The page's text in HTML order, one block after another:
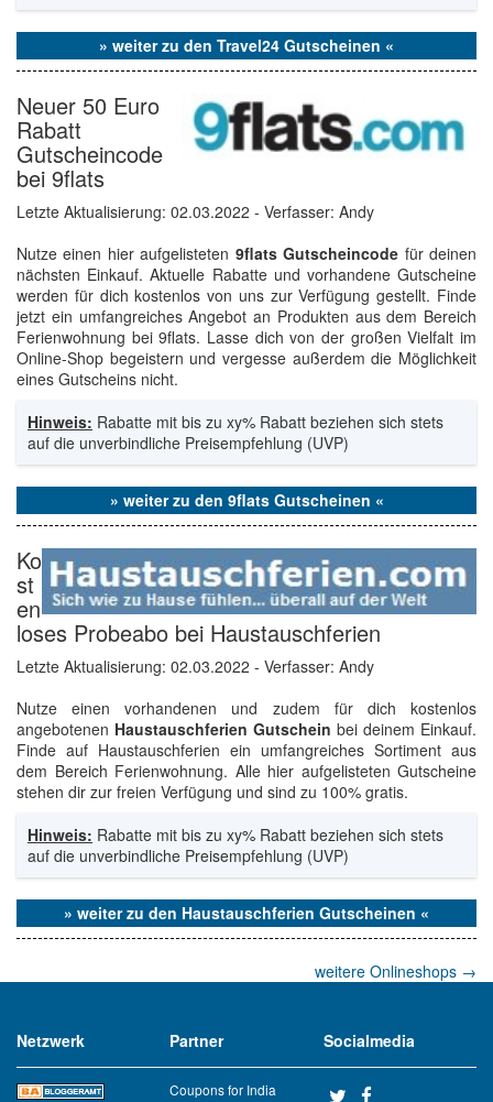
» weiter zu den Travel24 Gutscheinen «
Neuer 50 Euro
Rabatt
Gutscheincode
bei 9flats
Letzte Aktualisierung: 02.03.2022 - Verfasser: Andy
Nutze einen hier aufgelisteten 9flats Gutscheincode für deinen
nächsten Einkauf. Aktuelle Rabatte und vorhandene Gutscheine
werden für dich kostenlos von uns zur Verfügung gestellt. Finde
jetzt ein umfangreiches Angebot an Produkten aus dem Bereich
Ferienwohnung bei 9flats. Lasse dich von der großen Vielfalt im
Online-Shop begeistern und vergesse außerdem die Möglichkeit
eines Gutscheins nicht.
Hinweis: Rabatte mit bis zu xy% Rabatt beziehen sich stets
auf die unverbindliche Preisempfehlung (UVP)
» weiter zu den 9flats Gutscheinen «
Ko
st
en
loses Probeabo bei Haustauschferien
Letzte Aktualisierung: 02.03.2022 - Verfasser: Andy
Nutze einen vorhandenen und zudem für dich kostenlos
angebotenen Haustauschferien Gutschein bei deinem Einkauf.
Finde auf Haustauschferien ein umfangreiches Sortiment aus
dem Bereich Ferienwohnung. Alle hier aufgelisteten Gutscheine
stehen dir zur freien Verfügung und sind zu 100% gratis.
Hinweis: Rabatte mit bis zu xy% Rabatt beziehen sich stets
auf die unverbindliche Preisempfehlung (UVP)
» weiter zu den Haustauschferien Gutscheinen «
weitere Onlineshops →
Netzwerk Partner
Coupons for India
Socialmedia